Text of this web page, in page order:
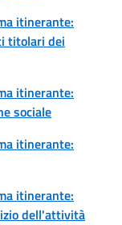
itinerante:
titolari dei
itinerante:
sociale
itinerante:
itinerante:
dell'attività